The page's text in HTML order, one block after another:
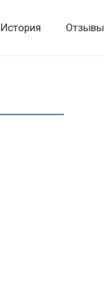
История Отзывы